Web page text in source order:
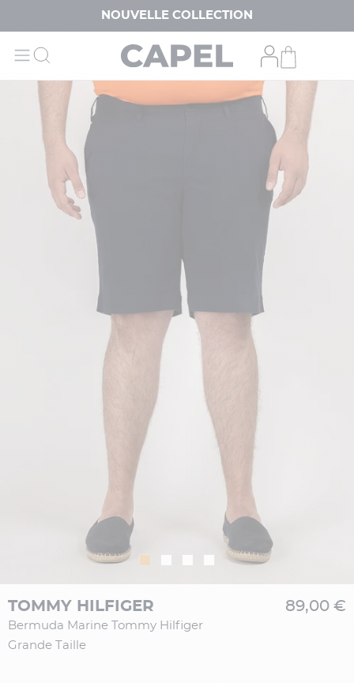
NOUVELLE COLLECTION
TOMMY HILFIGER
Bermuda Marine Tommy Hilfiger
Grande Taille
89,00 €